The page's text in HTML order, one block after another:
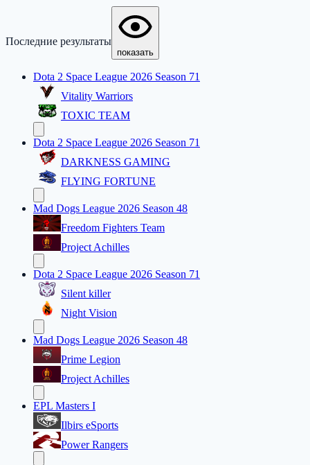
Последние результаты
показать
Dota 2 Space League 2026 Season 71
Vitality Warriors
TOXIC TEAM
Dota 2 Space League 2026 Season 71
DARKNESS GAMING
FLYING FORTUNE
Mad Dogs League 2026 Season 48
Freedom Fighters Team
Project Achilles
Dota 2 Space League 2026 Season 71
Silent killer
Night Vision
Mad Dogs League 2026 Season 48
Prime Legion
Project Achilles
EPL Masters I
Ilbirs eSports
Power Rangers